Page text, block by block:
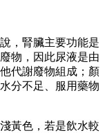
，腎臟主要功能是
物，因此尿液是由
代謝廢物組成；顏
分不足、服用藥物
黃色，若是飲水較